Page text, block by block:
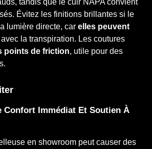
tandis que le cuir NAPA convient
Évitez les finitions brillantes si le
lumière directe, car elles peuvent
avec la transpiration. Les coutures
points de friction, utile pour des
Confort Immédiat Et Soutien À
en showroom peut causer des